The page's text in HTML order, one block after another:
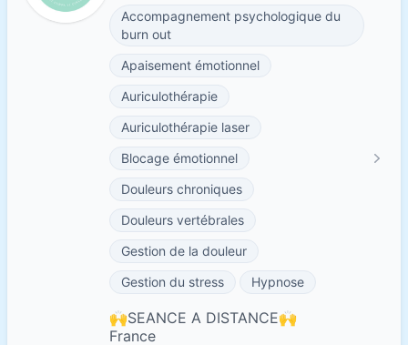
Accompagnement psychologique du
burn out
Apaisement émotionnel
Auriculothérapie
Auriculothérapie laser
Blocage émotionnel
Douleurs chroniques
Douleurs vertébrales
Gestion de la douleur
Gestion du stress
Hypnose
🙌SEANCE A DISTANCE🙌
France